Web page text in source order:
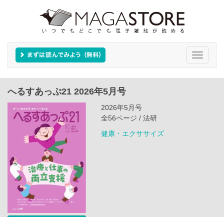
Toggle
へるすあっぷ21 2026年5月号
2026年5月号
全56ページ / 法研
健康・エクササイズ